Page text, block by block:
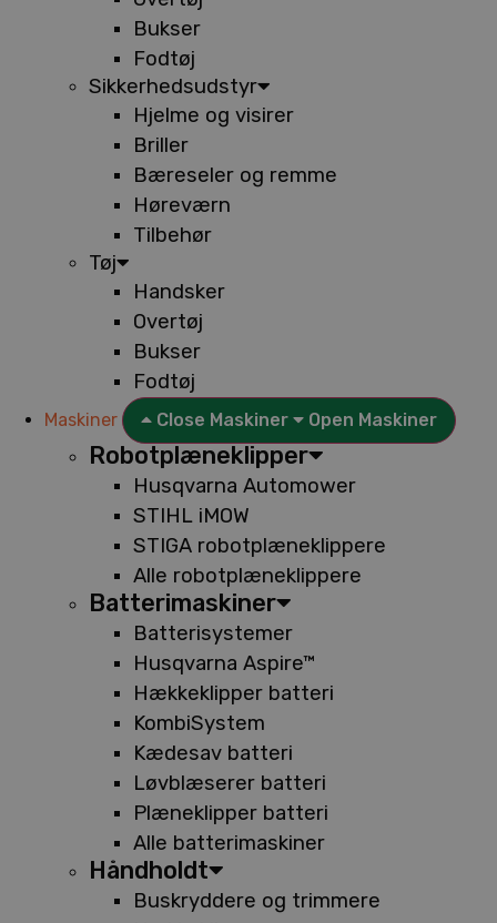
Bukser
Fodtøj
Sikkerhedsudstyr
Hjelme og visirer
Briller
Bæreseler og remme
Høreværn
Tilbehør
Tøj
Handsker
Overtøj
Bukser
Fodtøj
Maskiner Close Maskiner Open Maskiner
Robotplæneklipper
Husqvarna Automower
STIHL iMOW
STIGA robotplæneklippere
Alle robotplæneklippere
Batterimaskiner
Batterisystemer
Husqvarna Aspire™
Hækkeklipper batteri
KombiSystem
Kædesav batteri
Løvblæserer batteri
Plæneklipper batteri
Alle batterimaskiner
Håndholdt
Buskryddere og trimmere